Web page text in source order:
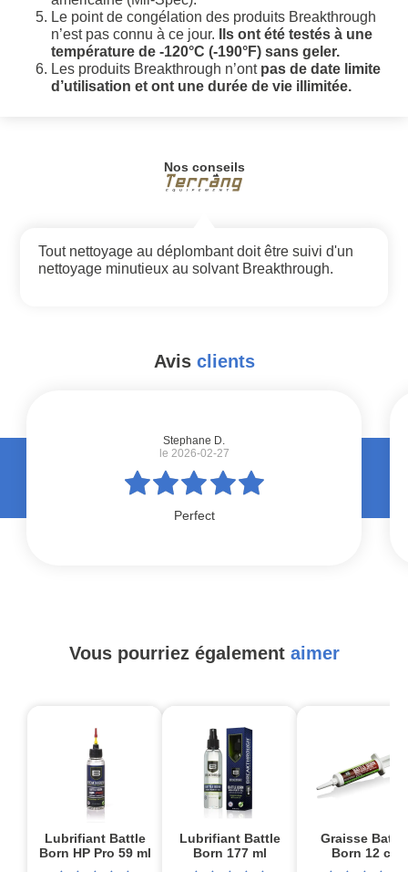
Le point de congélation des produits Breakthrough
n’est pas connu à ce jour.
Ils ont été testés à une
température de -120°C (-190°F) sans geler.
Les produits Breakthrough n’ont pas de date limite
d’utilisation et ont une durée de vie illimitée.
Nos conseils
Tout nettoyage au déplombant doit être suivi d'un
nettoyage minutieux au solvant Breakthrough.
Avis clients
Stephane D.
le 2026-02-27
Perfect
Vous pourriez également aimer
Lubrifiant Battle
Born HP Pro 59 ml
Lubrifiant Battle
Born 177 ml
Graisse Battle
Born 12 cc